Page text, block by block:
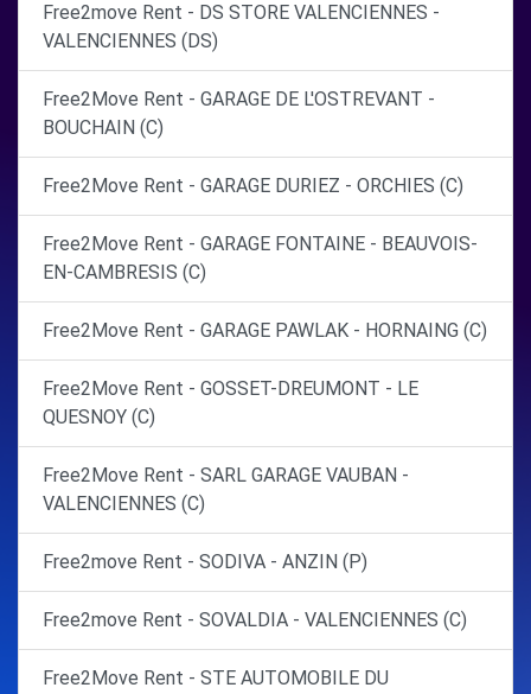
Free2move Rent - DS STORE VALENCIENNES -
VALENCIENNES (DS)
Free2Move Rent - GARAGE DE L'OSTREVANT -
BOUCHAIN (C)
Free2Move Rent - GARAGE DURIEZ - ORCHIES (C)
Free2Move Rent - GARAGE FONTAINE - BEAUVOIS-
EN-CAMBRESIS (C)
Free2Move Rent - GARAGE PAWLAK - HORNAING (C)
Free2Move Rent - GOSSET-DREUMONT - LE
QUESNOY (C)
Free2Move Rent - SARL GARAGE VAUBAN -
VALENCIENNES (C)
Free2move Rent - SODIVA - ANZIN (P)
Free2move Rent - SOVALDIA - VALENCIENNES (C)
Free2Move Rent - STE AUTOMOBILE DU